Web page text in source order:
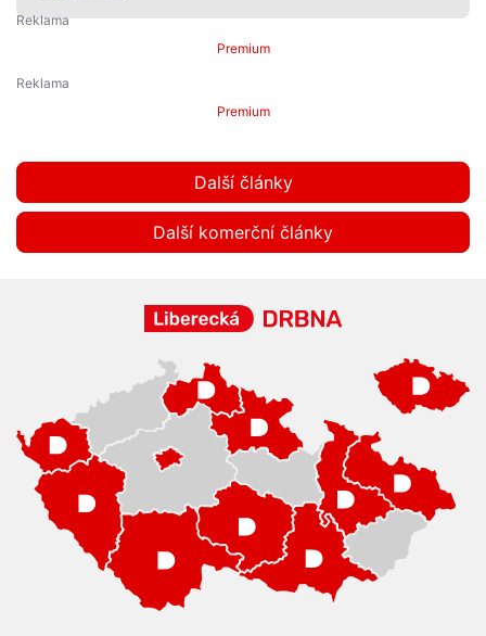
Premium
Premium
Další články
Další komerční články